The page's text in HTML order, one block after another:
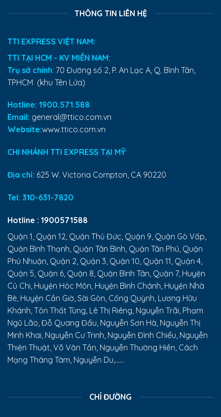
THÔNG TIN LIÊN HỆ
TTI EXPRESS VIỆT NAM:
TTI TẠI HCM - KV MIỀN NAM:
Trụ sở chính: 70 Đường số 2, P. An Lạc A, Q. Bình Tân,
TPHCM (khu Tên Lửa)
Hotline: 1900.571.588
Email: general@ttico.com.vn
Website:www.ttico.com.vn
CHI NHÁNH TTI EXPRESS TẠI MỸ
Địa chỉ: 625 W. Victoria Compton, CA 90220
Tel: 310-631-7820
Hotline : 1900571588
Quận 1, Quận 12, Quận Thủ Đức, Quận 9, Quận Gò Vấp,
Quận Bình Thạnh, Quận Tân Bình, Quận Tân Phú, Quận
Phú Nhuận, Quận 2, Quận 3, Quận 10, Quận 11, Quận 4,
Quận 5, Quận 6, Quận 8, Quận Bình Tân, Quận 7, Huyện
Củ Chi, Huyện Hóc Môn, Huyện Bình Chánh, Huyện Nhà
Bè, Huyện Cần Giờ, Sài Gòn, Cống Quỳnh, Lương Hữu
Khánh, Tôn Thất Tùng, Lê Thị Riêng, Nguyễn Trãi, Phạm
Ngũ Lão, Đỗ Quang Đẩu, Nguyễn Sơn Hà, Nguyễn Thị
Minh Khai, Nguyễn Cư Trinh, Nguyễn Đình Chiểu, Nguyễn
Thiện Thuật, Võ Văn Tần, Nguyễn Thường Hiền, Cách
Mạng Tháng Tám, Nguyễn Du,......
CHỈ ĐƯỜNG